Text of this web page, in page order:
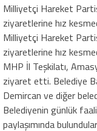
Milliyetçi Hareket
ziyaretlerine hız
Milliyetçi Hareket
ziyaretlerine hız
MHP İl Teşkilatı,
ziyaret etti. Belediye
Demircan ve diğer
Belediyenin günlük
paylaşımında